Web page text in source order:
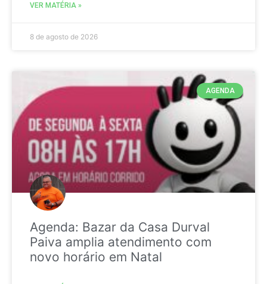
VER MATÉRIA »
8 de agosto de 2026
AGENDA
Agenda: Bazar da Casa Durval
Paiva amplia atendimento com
novo horário em Natal